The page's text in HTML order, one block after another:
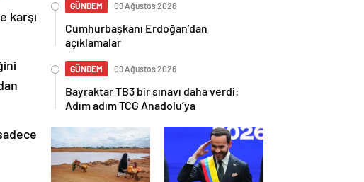
karşı
GÜNDEM 09 Ağustos 2026
Cumhurbaşkanı Erdoğan’dan
açıklamalar
GÜNDEM 09 Ağustos 2026
Bayraktar TB3 bir sınavı daha verdi:
Adım adım TCG Anadolu’ya